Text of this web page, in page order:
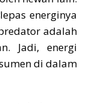
energinya
adalah
Jadi, energi
di dalam